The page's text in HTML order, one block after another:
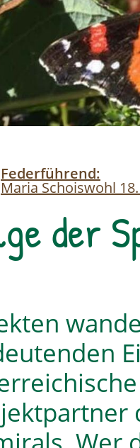
Federführend:
Maria Schoiswohl
der